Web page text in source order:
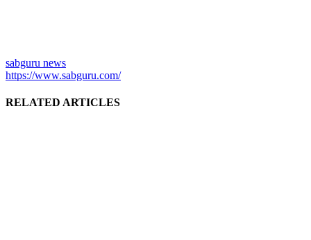
sabguru news
https://www.sabguru.com/
RELATED ARTICLES